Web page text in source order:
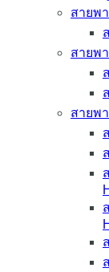
สายพ
สายพ
สายพ